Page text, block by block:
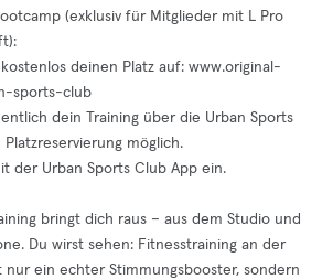
(exklusiv für Mitglieder mit L Pro
deinen Platz auf: www.original-
sports-club
dein Training über die Urban Sports
möglich.
der Urban Sports Club App ein.
bringt dich raus – aus dem Studio und
Du wirst sehen: Fitnesstraining an der
ein echter Stimmungsbooster, sondern